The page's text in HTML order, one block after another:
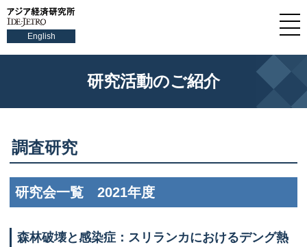
English
研究活動のご紹介
調査研究
研究会一覧 2021年度
森林破壊と感染症：スリランカにおけるデング熱